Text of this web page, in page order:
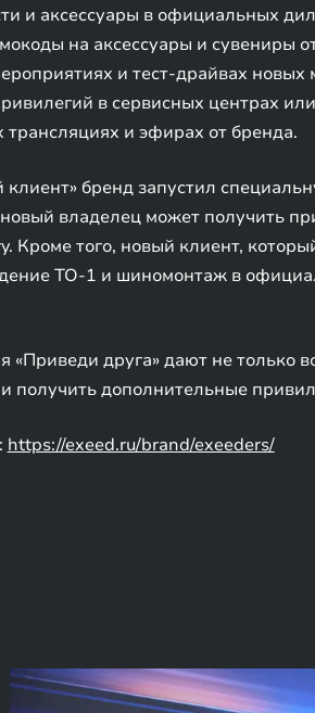
и аксессуары в официальных
на аксессуары и сувениры
и тест-драйвах
в сервисных центрах
и эфирах от бренда.
бренд запустил
владелец может получить
Кроме того, новый клиент,
ТО-1 и шиномонтаж в
друга» дают не только
получить дополнительные
https://exeed.ru/brand/exeeders/